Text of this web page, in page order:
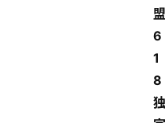
盟
6
1
8
独